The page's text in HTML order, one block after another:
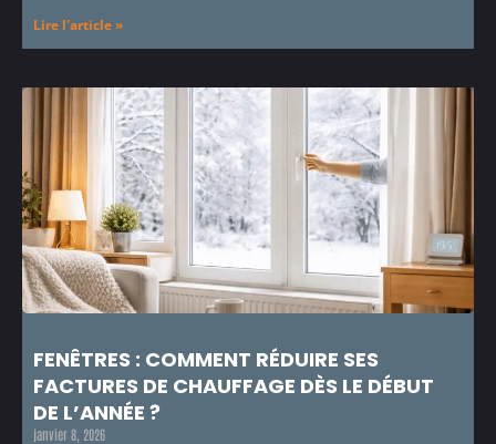
Lire l'article »
FENÊTRES : COMMENT RÉDUIRE SES
FACTURES DE CHAUFFAGE DÈS LE DÉBUT
DE L’ANNÉE ?
janvier 8, 2026